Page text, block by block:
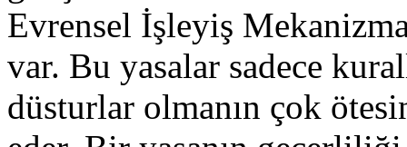
Evrensel İşleyiş
var. Bu yasalar sadece
düsturlar olmanın çok